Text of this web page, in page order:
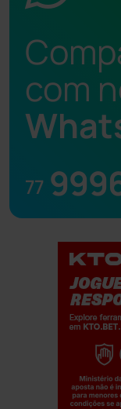
com
77